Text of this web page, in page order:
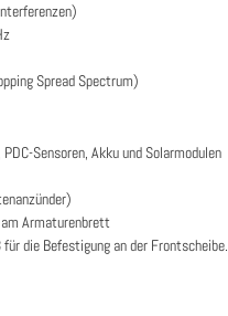
Spread Spectrum)
Sensoren, Akku und Solarmodulen
Armaturenbrett
die Befestigung an der Frontscheibe.